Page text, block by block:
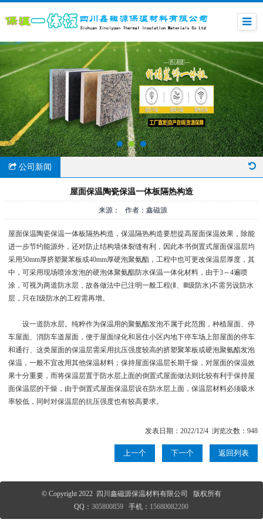
公司新闻
屋面保温陶瓷保温一体板隔热构造
来源： 作者：鑫磁源
屋面保温陶瓷保温一体板隔热构造，保温隔热构造要想提高屋面保温效果，除能
进一步节约能源外，还对防止结构墙体裂缝有利，因此本书倒置式屋面保温层均
采用50mm厚挤塑聚苯板或40mm厚硬泡聚氨酯，工程中也可更改保温层厚度，其
中，可采用现场喷涂发泡的硬泡体聚氨酯防水保温一体化材料，由于3～4遍喷
涂，可视为两道防水层，故各做法中已注明一般工程(Ⅱ、Ⅲ级防水)不需另设防水
层，只在I级防水的工程需再增。
设一道防水层。纯粹作为保温用的聚氨酯发泡不属于此范围，种植屋面、停
车屋面、消防车道屋面，便于屋面绿化和居住小区内地下停车场上部屋面的停车
和通行、这类屋面的保温层需采用抗压强度较高的挤塑聚苯板或硬泡聚氨酯发泡
保温，一般不宜改用其他保温材料；保持屋面保温层长期干燥，对屋面的保温效
果十分重要，而将保温层置于防水层上面的倒置式屋面做法则比较有利于保持屋
面保温层的干燥，由于倒置式屋面保温层设在防水层上面，保温层材料必须吸水
率较低，同时对保温层的抗压强度也有较高要求。
发表日期：2022/12/4 浏览次数：948
上一个 下一个 返回列表
© Copyright 2022 四川鑫磁源保温材料有限公司 版权所有
QQ：305800859 手机： 15680082200